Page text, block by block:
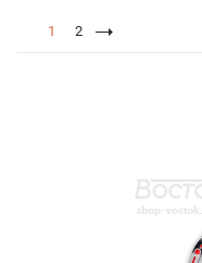
1 2